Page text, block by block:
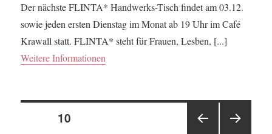
Der nächste FLINTA* Handwerks-Tisch findet am 03.12.
sowie jeden ersten Dienstag im Monat ab 19 Uhr im Café
Krawall statt. FLINTA* steht für Frauen, Lesben, [...]
Weitere Informationen
Seitennummerierung
10